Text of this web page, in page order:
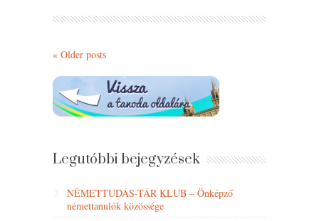
« Older posts
Legutóbbi bejegyzések
NÉMETTUDÁS-TÁR KLUB – Önképző
némettanulók közössége